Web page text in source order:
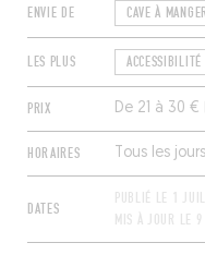
ENVIE DE CAVE À
LES PLUS ACCESSIBILITÉ
PRIX De 21 à 30 €
HORAIRES Tous les
DATES
PUBLIÉ LE
1
MIS À JOUR LE